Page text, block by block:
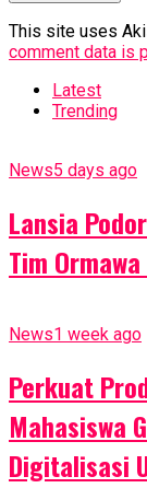
This site uses
comment data is
Latest
Trending
News5 days ago
Lansia
Tim Ormawa
News1 week ago
Perkuat
Mahasiswa
Digitalisasi